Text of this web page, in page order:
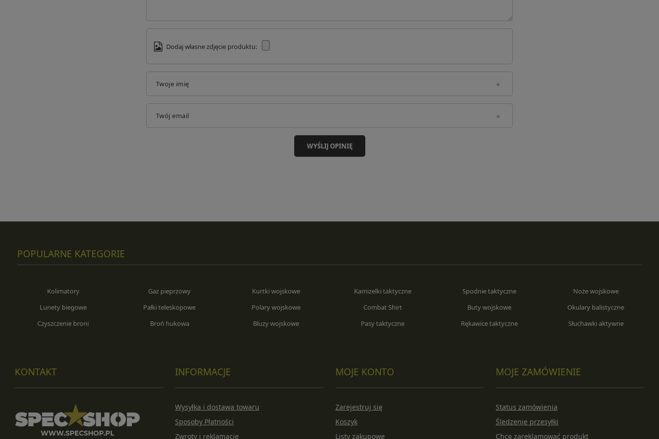
Dodaj własne zdjęcie produktu:
Twoje imię
Twój email
WYŚLIJ OPINIĘ
POPULARNE KATEGORIE
Kolimatory
Lunety biegowe
Czyszczenie broni
Gaz pieprzowy
Pałki teleskopowe
Broń hukowa
Kurtki wojskowe
Polary wojskowe
Bluzy wojskowe
Kamizelki taktyczne
Combat Shirt
Pasy taktyczne
Spodnie taktyczne
Buty wojskowe
Rękawice taktyczne
Noże wojskowe
Okulary balistyczne
Słuchawki aktywne
MOJE ZAMÓWIENIE
Status zamówienia
Śledzenie przesyłki
Chcę zareklamować produkt
MOJE KONTO
Zarejestruj się
Koszyk
Listy zakupowe
KONTAKT INFORMACJE
Wysyłka i dostawa towaru
Sposoby Płatności
Zwroty i reklamacje